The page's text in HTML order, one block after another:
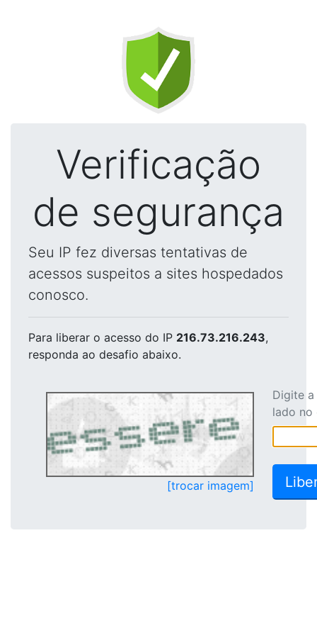
Verificação
de segurança
Seu IP fez diversas tentativas de
acessos suspeitos a sites hospedados
conosco.
Para liberar o acesso do IP 216.73.216.243,
responda ao desafio abaixo.
[trocar imagem]
Digite
lado no